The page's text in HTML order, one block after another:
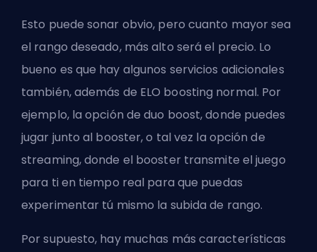
Esto puede sonar obvio, pero cuanto mayor sea
el rango deseado, más alto será el precio. Lo
bueno es que hay algunos servicios adicionales
también, además de ELO boosting normal. Por
ejemplo, la opción de duo boost, donde puedes
jugar junto al booster, o tal vez la opción de
streaming, donde el booster transmite el juego
para ti en tiempo real para que puedas
experimentar tú mismo la subida de rango.
Por supuesto, hay muchas más características